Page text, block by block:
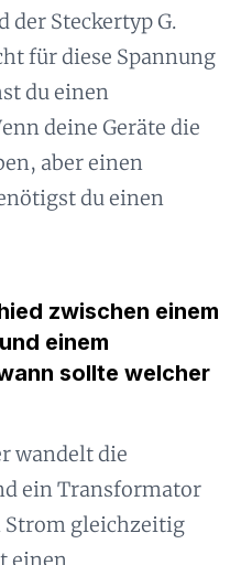
der Steckertyp G.
für diese Spannung
du einen
deine Geräte die
aber einen
du einen
zwischen einem
einem
sollte welcher
wandelt die
ein Transformator
Strom gleichzeitig
einen